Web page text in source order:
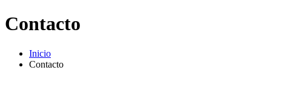
Contacto
Inicio
Contacto